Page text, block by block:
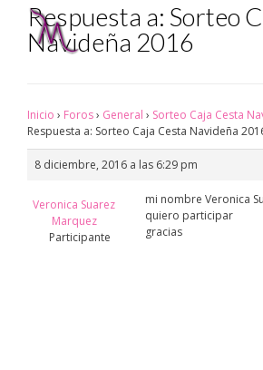
Respuesta a: Sorteo
Navideña 2016
Inicio › Foros› General › Sorteo Caja Cesta
Respuesta a: Sorteo Caja Cesta Navideña
8 diciembre, 2016 a las 6:29 pm
Veronica Suarez
Marquez
Participante
mi nombre Veronica
quiero participar
gracias